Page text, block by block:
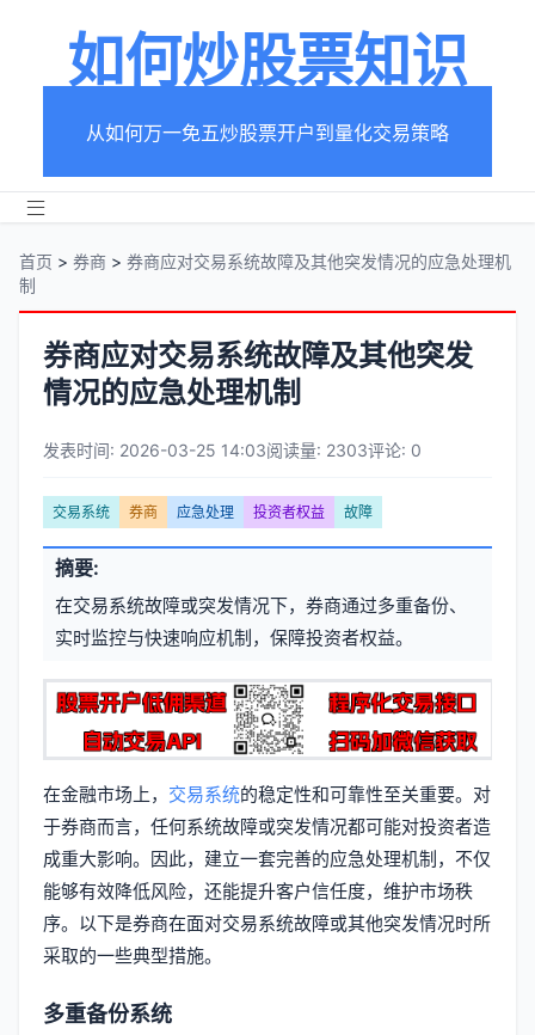
如何炒股票知识
从如何万一免五炒股票开户到量化交易策略
首页 > 券商 > 券商应对交易系统故障及其他突发情况的应急处理机
制
券商应对交易系统故障及其他突发
情况的应急处理机制
章
元
信
发表时间: 2026-03-25 14:03阅读量: 2303评论: 0
文
章
标
签
交易系统 券商 应急处理 投资者权益 故障
摘要:
在交易系统故障或突发情况下，券商通过多重备份、
实时监控与快速响应机制，保障投资者权益。
在金融市场上， 交易系统的稳定性和可靠性至关重要。对
于券商而言，任何系统故障或突发情况都可能对投资者造
成重大影响。因此，建立一套完善的应急处理机制，不仅
能够有效降低风险，还能提升客户信任度，维护市场秩
序。以下是券商在面对交易系统故障或其他突发情况时所
采取的一些典型措施。
多重备份系统